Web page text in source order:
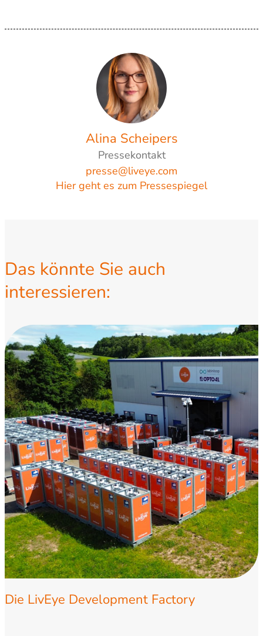
Alina Scheipers
Pressekontakt
presse@liveye.com
Hier geht es zum Pressespiegel
Das könnte Sie auch
interessieren:
Die LivEye Development Factory